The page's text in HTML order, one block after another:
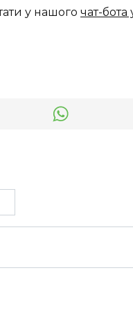
у нашого чат-бота